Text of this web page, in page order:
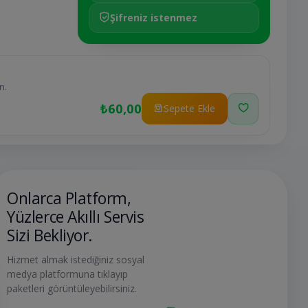
Şifreniz istenmez
₺60,00 Sepete Ekle
Onlarca Platform,
Yüzlerce Akıllı Servis
Sizi Bekliyor.
Hizmet almak istediğiniz sosyal
medya platformuna tıklayıp
paketleri görüntüleyebilirsiniz.